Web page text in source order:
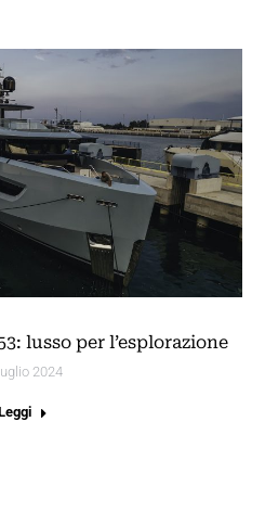
lusso per l’esplorazione
2024